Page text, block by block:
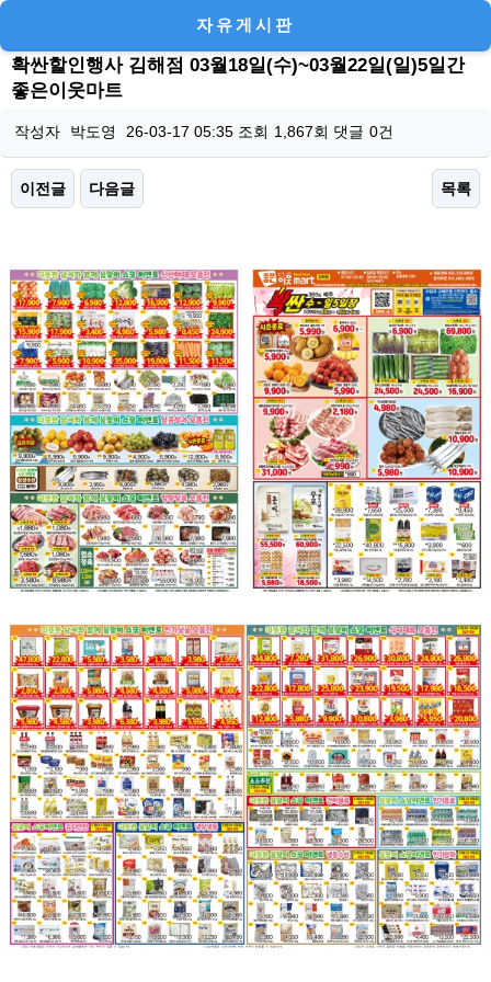
자유게시판
확싼할인행사 김해점 03월18일(수)~03월22일(일)5일간
좋은이웃마트
작성자 박도영 26-03-17 05:35조회 1,867회 댓글 0건
이전글 다음글 목록
본문